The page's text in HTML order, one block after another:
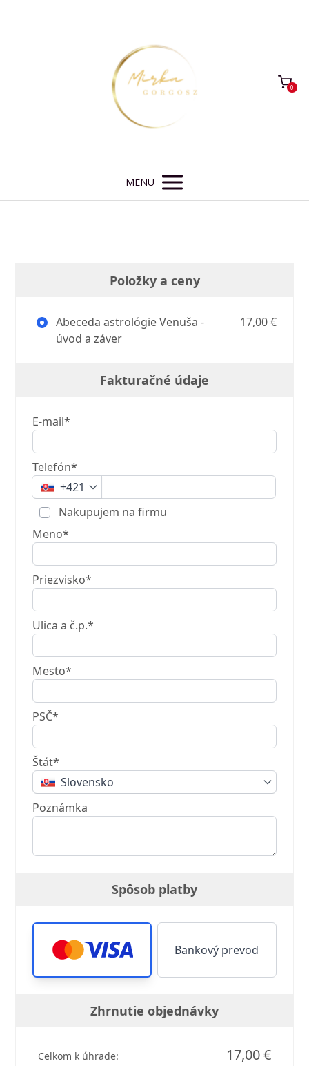
0
MENU
Položky a ceny
Abeceda astrológie Venuša -
úvod a záver
17,00 €
Fakturačné údaje
E-mail*
Telefón*
+421
Nakupujem na firmu
Meno*
Priezvisko*
Ulica a č.p.*
Mesto*
PSČ*
Štát*
Slovensko
Poznámka
Spôsob platby
Bankový prevod
Zhrnutie objednávky
Celkom k úhrade: 17,00 €